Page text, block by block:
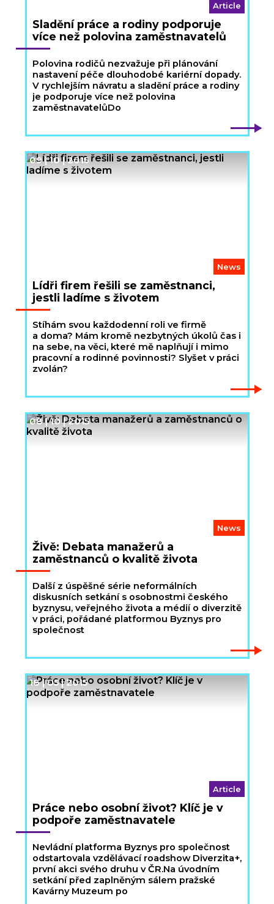
Article
Sladění práce a rodiny podporuje
více než polovina zaměstnavatelů
Polovina rodičů nezvažuje při plánování
nastavení péče dlouhodobé kariérní dopady.
V rychlejším návratu a sladění práce a rodiny
je podporuje více než polovina
zaměstnavatelůDo
News
Lídři firem řešili se zaměstnanci,
jestli ladíme s životem
09 | 10 | 2015
Stíhám svou každodenní roli ve firmě
a doma? Mám kromě nezbytných úkolů čas i
na sebe, na věci, které mě naplňují i mimo
pracovní a rodinné povinnosti? Slyšet v práci
zvolán?
News
Živě: Debata manažerů a
zaměstnanců o kvalitě života
08 | 10 | 2015
Další z úspěšné série neformálních
diskusních setkání s osobnostmi českého
byznysu, veřejného života a médií o diverzitě
v práci, pořádané platformou Byznys pro
společnost
Article
Práce nebo osobní život? Klíč je v
podpoře zaměstnavatele
18 | 05 | 2015
Nevládní platforma Byznys pro společnost
odstartovala vzdělávací roadshow Diverzita+,
první akci svého druhu v ČR.Na úvodním
setkání před zaplněným sálem pražské
Kavárny Muzeum po